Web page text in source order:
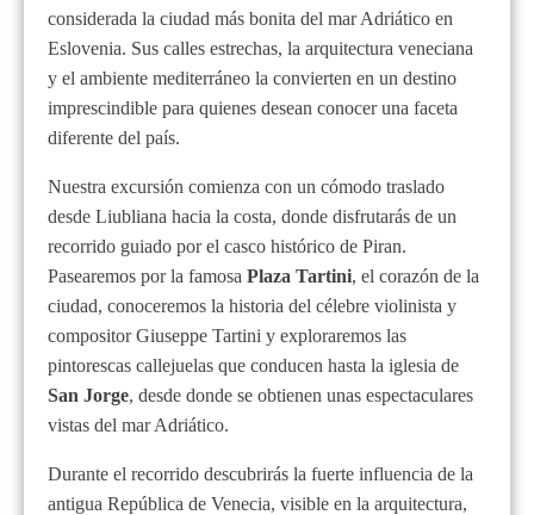
considerada la ciudad más bonita del mar Adriático en
Eslovenia. Sus calles estrechas, la arquitectura veneciana
y el ambiente mediterráneo la convierten en un destino
imprescindible para quienes desean conocer una faceta
diferente del país.
Nuestra excursión comienza con un cómodo traslado
desde Liubliana hacia la costa, donde disfrutarás de un
recorrido guiado por el casco histórico de Piran.
Pasearemos por la famosa Plaza Tartini, el corazón de la
ciudad, conoceremos la historia del célebre violinista y
compositor Giuseppe Tartini y exploraremos las
pintorescas callejuelas que conducen hasta la iglesia de
San Jorge, desde donde se obtienen unas espectaculares
vistas del mar Adriático.
Durante el recorrido descubrirás la fuerte influencia de la
antigua República de Venecia, visible en la arquitectura,